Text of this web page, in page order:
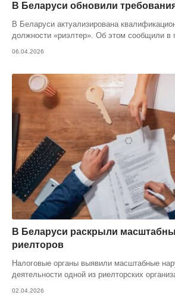
В Беларуси обновили
В Беларуси актуализирована
должности «риэлтер». Об этом сообщили в
06.04.2026
В Беларуси раскрыли
риелторов
Налоговые органы выявили масштабные
деятельности одной из риелторских
02.04.2026